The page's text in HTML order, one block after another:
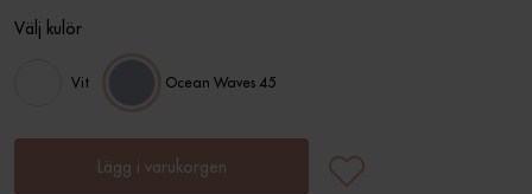
Välj kulör
Vit Ocean Waves 45
Lägg i varukorgen